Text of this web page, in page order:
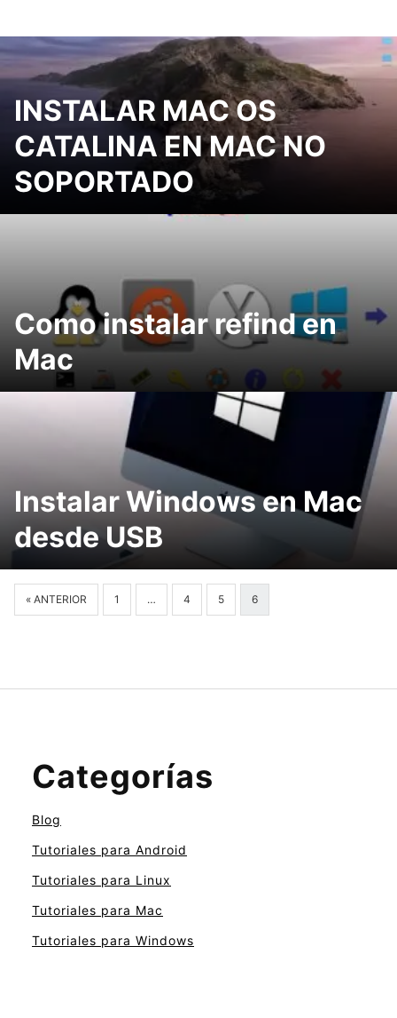
INSTALAR MAC OS
CATALINA EN MAC NO
SOPORTADO
Como instalar refind en
Mac
Instalar Windows en Mac
desde USB
« ANTERIOR 1 … 4 5 6
Categorías
Blog
Tutoriales para Android
Tutoriales para Linux
Tutoriales para Mac
Tutoriales para Windows